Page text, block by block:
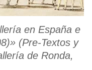
en España e
(Pre-Textos y
de Ronda,